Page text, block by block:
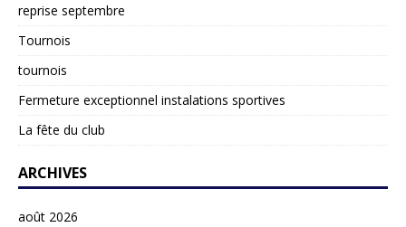
reprise septembre
Tournois
tournois
Fermeture exceptionnel instalations sportives
La fête du club
ARCHIVES
août 2026